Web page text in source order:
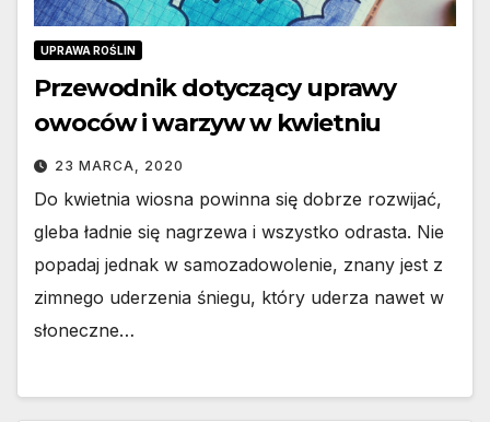
UPRAWA ROŚLIN
Przewodnik dotyczący uprawy
owoców i warzyw w kwietniu
23 MARCA, 2020
Do kwietnia wiosna powinna się dobrze rozwijać,
gleba ładnie się nagrzewa i wszystko odrasta. Nie
popadaj jednak w samozadowolenie, znany jest z
zimnego uderzenia śniegu, który uderza nawet w
słoneczne…